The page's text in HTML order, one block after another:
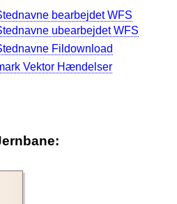
bearbejdet WFS
ubearbejdet WFS
Fildownload
Vektor Hændelser